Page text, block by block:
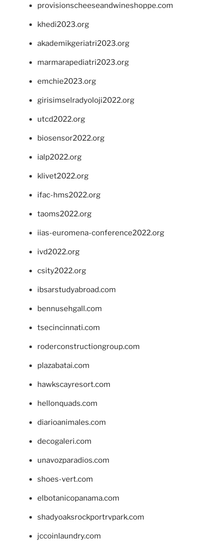
provisionscheeseandwineshoppe.com
khedi2023.org
akademikgeriatri2023.org
marmarapediatri2023.org
emchie2023.org
girisimselradyoloji2022.org
utcd2022.org
biosensor2022.org
ialp2022.org
klivet2022.org
ifac-hms2022.org
taoms2022.org
iias-euromena-conference2022.org
ivd2022.org
csity2022.org
ibsarstudyabroad.com
bennusehgall.com
tsecincinnati.com
roderconstructiongroup.com
plazabatai.com
hawkscayresort.com
hellonquads.com
diarioanimales.com
decogaleri.com
unavozparadios.com
shoes-vert.com
elbotanicopanama.com
shadyoaksrockportrvpark.com
jccoinlaundry.com